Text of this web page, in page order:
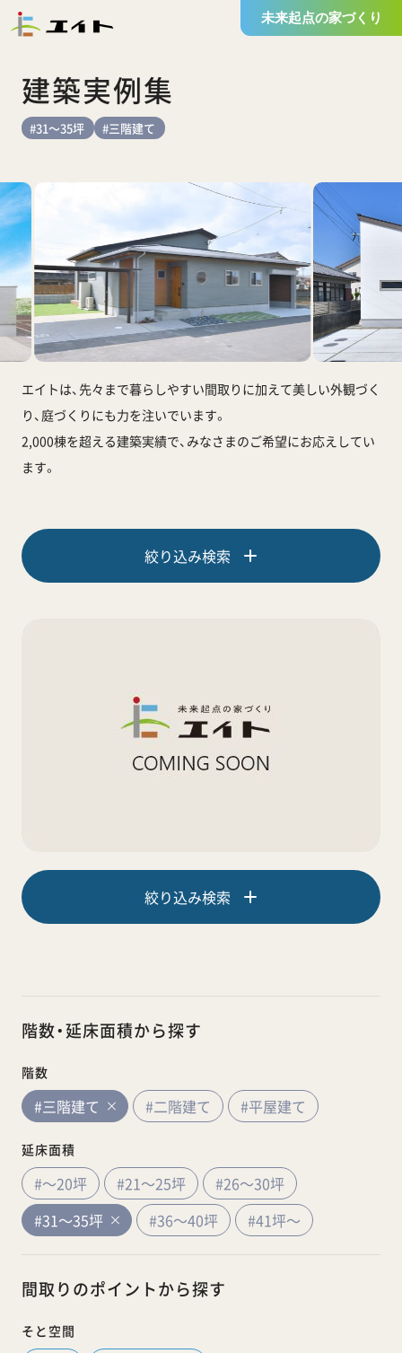
未来起点の家づくり
建築実例集
#31～35坪 #三階建て
エイトは、先々まで暮らしやすい間取りに加えて美しい外観づく
り、庭づくりにも力を注いでいます。
2,000棟を超える建築実績で、みなさまのご希望にお応えしてい
ます。
絞り込み検索
絞り込み検索
階数・延床面積から探す
階数
#三階建て #二階建て #平屋建て
延床面積
#～20坪 #21～25坪
#26～30坪
#31～35坪
#36～40坪 #41坪～
間取りのポイントから探す
そと空間